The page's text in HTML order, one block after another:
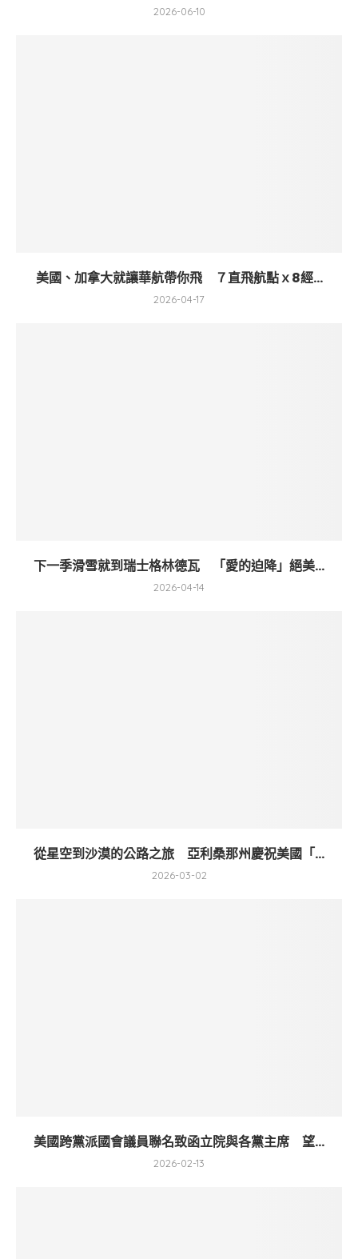
2026-06-10
美國、加拿大就讓華航帶你飛 ７直飛航點ｘ8經...
2026-04-17
下一季滑雪就到瑞士格林德瓦 「愛的迫降」絕美...
2026-04-14
從星空到沙漠的公路之旅 亞利桑那州慶祝美國「...
2026-03-02
美國跨黨派國會議員聯名致函立院與各黨主席 望...
2026-02-13